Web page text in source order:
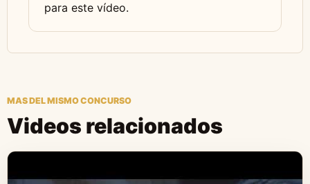
para este vídeo.
MAS DEL MISMO CONCURSO
Videos relacionados